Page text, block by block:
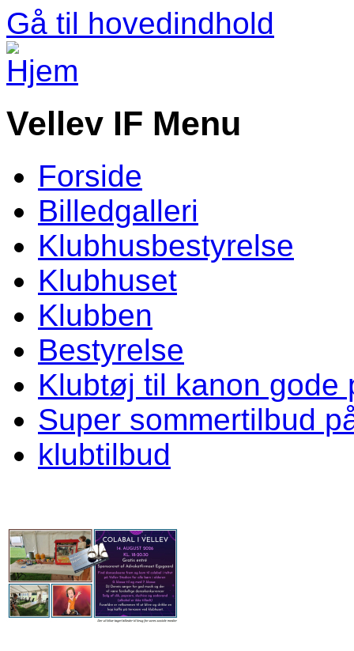
Gå til hovedindhold
Vellev IF Menu
Forside
Billedgalleri
Klubhusbestyrelse
Klubhuset
Klubben
Bestyrelse
Klubtøj til kanon gode
Super sommertilbud
klubtilbud